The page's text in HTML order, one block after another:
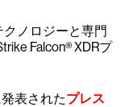
ノロジーと専門
Falcon® XDRプ
表されたプレス